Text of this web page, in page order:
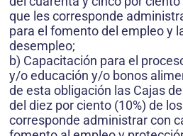
que les corresponde
para el fomento del empleo y
desempleo;
b) Capacitación para el
y/o educación y/o bonos
de esta obligación las Cajas
del diez por ciento (10%) de
corresponde administrar con